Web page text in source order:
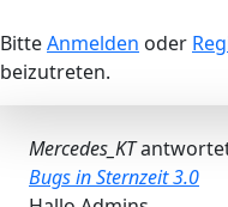
BitteAnmelden oder
beizutreten.
Mercedes_KT
Bugs in Sternzeit 3.0